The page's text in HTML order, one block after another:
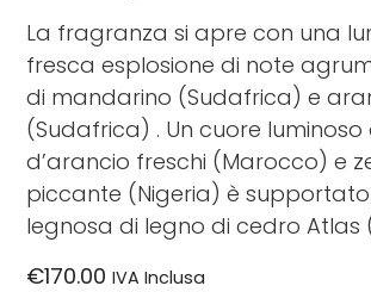
La fragranza si apre con una
fresca esplosione di note
di mandarino (Sudafrica) e
(Sudafrica) . Un cuore luminoso
d’arancio freschi (Marocco) e
piccante (Nigeria) è
legnosa di legno di cedro Atlas
€170.00 IVA Inclusa